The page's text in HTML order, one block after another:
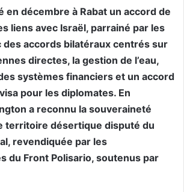
en décembre à Rabat un accord de
liens avec Israël, parrainé par les
des accords bilatéraux centrés sur
directes, la gestion de l’eau,
systèmes financiers et un accord
pour les diplomates. En
a reconnu la souveraineté
territoire désertique disputé du
revendiquée par les
du Front Polisario, soutenus par